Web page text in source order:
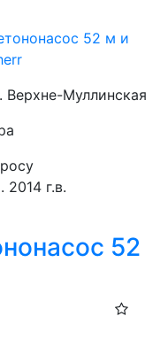
52 м и
Верхне-Муллинская
г.в.
52